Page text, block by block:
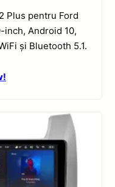
Plus pentru Ford
inch, Android 10,
și Bluetooth 5.1.